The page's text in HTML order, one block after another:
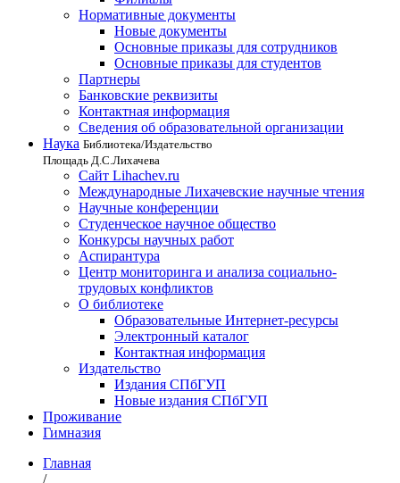
Нормативные документы
Новые документы
Основные приказы для сотрудников
Основные приказы для студентов
Партнеры
Банковские реквизиты
Контактная информация
Сведения об образовательной организации
Наука Библиотека/Издательство
Площадь Д.С.Лихачева
Сайт Lihachev.ru
Международные Лихачевские научные чтения
Научные конференции
Студенческое научное общество
Конкурсы научных работ
Аспирантура
Центр мониторинга и анализа социально-
трудовых конфликтов
О библиотеке
Образовательные Интернет-ресурсы
Электронный каталог
Контактная информация
Издательство
Издания СПбГУП
Новые издания СПбГУП
Проживание
Гимназия
Главная
/